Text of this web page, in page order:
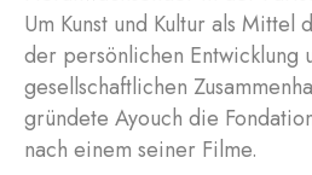
Um Kunst und Kultur als Mittel
der persönlichen Entwicklung
gesellschaftlichen
gründete Ayouch die
nach einem seiner Filme.